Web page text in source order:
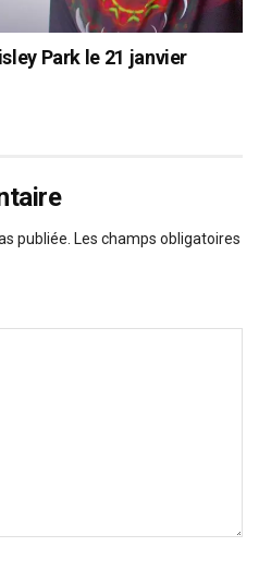
Park le 21 janvier
publiée. Les champs obligatoires